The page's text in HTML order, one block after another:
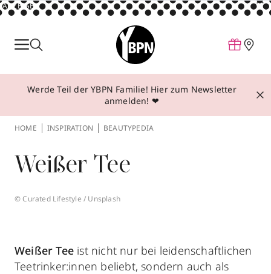
ANZEIGE
Parfum
Make-up
Behandlungen
Über YBPN
Aktionen
Werde Teil der YBPN Familie! Hier zum Newsletter
anmelden! ❤
HOME INSPIRATION BEAUTYPEDIA
Weißer Tee
© Curated Lifestyle / Unsplash
Weißer Tee ist nicht nur bei leidenschaftlichen
Teetrinker:innen beliebt, sondern auch als